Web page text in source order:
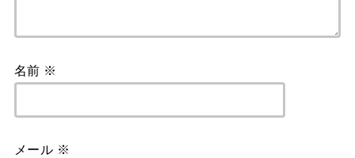
名前 ※
メール ※